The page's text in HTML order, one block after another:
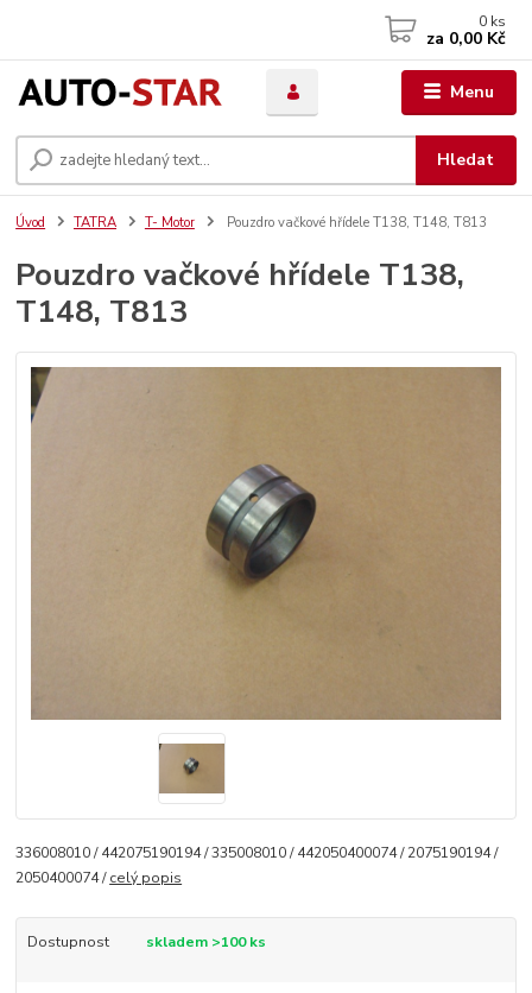
Menu
Hledat
0 ks
za 0,00 Kč
Úvod TATRA T- Motor Pouzdro vačkové hřídele T138, T148, T813
Pouzdro vačkové hřídele T138,
T148, T813
336008010 / 442075190194 / 335008010 / 442050400074 / 2075190194 /
2050400074 /celý popis
Dostupnost skladem >100 ks